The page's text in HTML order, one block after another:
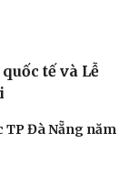
nếu muốn
Pagani có giá